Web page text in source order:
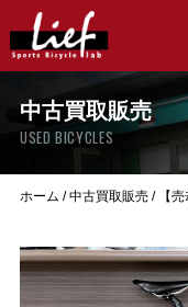
中古買取販売
USED BICYCLES
ホーム /中古買取販売/ 【